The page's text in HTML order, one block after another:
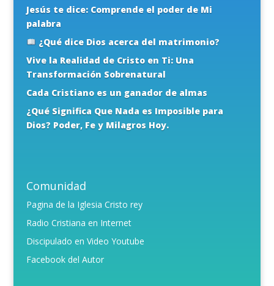
Jesús te dice: Comprende el poder de Mi
palabra
¿Qué dice Dios acerca del matrimonio?
Vive la Realidad de Cristo en Ti: Una
Transformación Sobrenatural
Cada Cristiano es un ganador de almas
¿Qué Significa Que Nada es Imposible para
Dios? Poder, Fe y Milagros Hoy.
Comunidad
Pagina de la Iglesia Cristo rey
Radio Cristiana en Internet
Discipulado en Video Youtube
Facebook del Autor